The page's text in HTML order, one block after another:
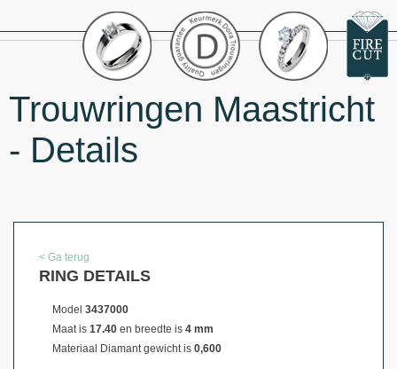
Trouwringen Maastricht
- Details
< Ga terug
RING DETAILS
Model 3437000
Maat is 17.40 en breedte is 4 mm
Materiaal Diamant gewicht is 0,600